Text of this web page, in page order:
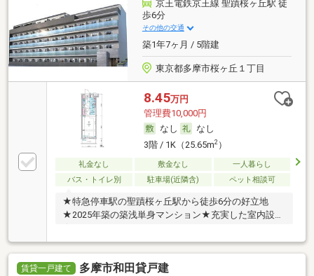
京王電鉄京王線 聖蹟桜ヶ丘駅 徒
歩6分
その他の交通
築1年7ヶ月 / 5階建
東京都多摩市桜ヶ丘１丁目
8.45万円
管理費10,000円
なし
なし
3階 / 1K（25.65m2）
礼金なし 敷金なし
一人暮らし
バス・トイレ別
駐車場(近隣含) ペット相談可
★特急停車駅の聖蹟桜ヶ丘駅から徒歩6分の好立地
★2025年築の築浅単身マンション★充実した室内設備
賃貸一戸建て 多摩市和田貸戸建